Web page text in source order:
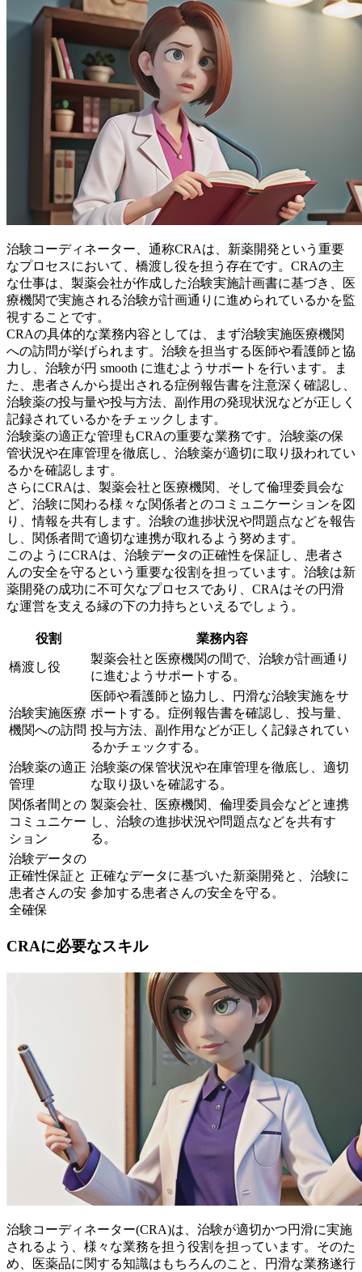
治験コーディネーター、通称CRAは、新薬開発という重要
なプロセスにおいて、 橋渡し役を担う存在です。CRAの主
な仕事は、製薬会社が作成した治験実施計画書に基づき、医
療機関で実施される治験が計画通りに進められているかを監
視することです。
CRAの具体的な業務内容としては、まず治験実施医療機関
への訪問が挙げられます。治験を担当する医師や看護師と協
力し、 治験が円 smooth に進むようサポート を行います。ま
た、患者さんから提出される症例報告書を注意深く確認し、
治験薬の投与量や投与方法、副作用の発現状況などが正しく
記録されているかをチェックします。
治験薬の適正な管理もCRAの重要な業務です。治験薬の保
管状況や在庫管理を徹底し、治験薬が適切に取り扱われてい
るかを確認します。
さらにCRAは、製薬会社と医療機関、そして倫理委員会な
ど、治験に関わる様々な関係者とのコミュニケーションを図
り、情報を共有します。治験の進捗状況や問題点などを報告
し、関係者間で適切な連携が取れるよう努めます。
このようにCRAは、 治験データの正確性を保証し、患者さ
んの安全を守る という重要な役割を担っています。治験は新
薬開発の成功に不可欠なプロセスであり、CRAはその円滑
な運営を支える縁の下の力持ちといえるでしょう。
役割 業務内容
橋渡し役
製薬会社と医療機関の間で、治験が計画通り
に進むようサポートする。
治験実施医療
機関への訪問
医師や看護師と協力し、円滑な治験実施をサ
ポートする。症例報告書を確認し、投与量、
投与方法、副作用などが正しく記録されてい
るかチェックする。
治験薬の適正
管理
治験薬の保管状況や在庫管理を徹底し、適切
な取り扱いを確認する。
関係者間との
コミュニケー
ション
製薬会社、医療機関、倫理委員会などと連携
し、治験の進捗状況や問題点などを共有す
る。
治験データの
正確性保証と
患者さんの安
全確保
正確なデータに基づいた新薬開発と、治験に
参加する患者さんの安全を守る。
CRAに必要なスキル
治験コーディネーター(CRA)は、治験が適切かつ円滑に実施
されるよう、様々な業務を担う役割を担っています。そのた
め、医薬品に関する知識はもちろんのこと、円滑な業務遂行